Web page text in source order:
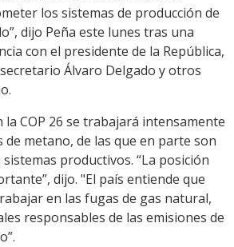
los sistemas de producción de
dijo Peña este lunes tras una
con el presidente de la República,
Álvaro Delgado y otros
la COP 26 se trabajará intensamente
de metano, de las que en parte son
productivos. “La posición
dijo. "El país entiende que
en las fugas de gas natural,
responsables de las emisiones de